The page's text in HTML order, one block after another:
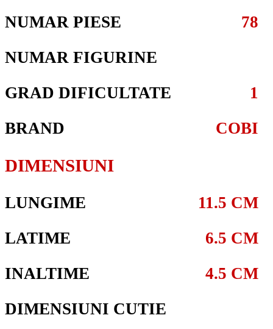
NUMAR PIESE
78
NUMAR FIGURINE
GRAD DIFICULTATE
1
BRAND
COBI
DIMENSIUNI
LUNGIME
11.5 CM
LATIME
6.5 CM
INALTIME
4.5 CM
DIMENSIUNI CUTIE